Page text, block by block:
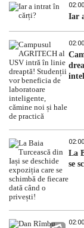
02:00
Iar
02:00
02:00
La
se
02:00